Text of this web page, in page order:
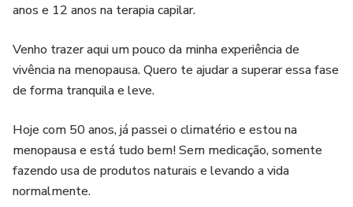
anos e 12 anos na terapia capilar.
Venho trazer aqui um pouco da minha experiência de
vivência na menopausa. Quero te ajudar a superar essa fase
de forma tranquila e leve.
Hoje com 50 anos, já passei o climatério e estou na
menopausa e está tudo bem! Sem medicação, somente
fazendo usa de produtos naturais e levando a vida
normalmente.